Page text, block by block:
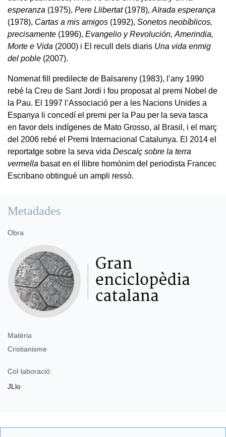
esperanza (1975), Pere Llibertat(1978), Aïrada esperança
(1978), Cartas a mis amigos (1992), Sonetos neobíblicos,
precisamente (1996), Evangelio y Revolución, Amerindia,
Morte e Vida (2000) i El recull dels diaris Una vida enmig
del poble (2007).
Nomenat fill predilecte de Balsareny (1983), l’any 1990
rebé la Creu de SantJordi i fou proposat al premi Nobel de
la Pau. El 1997 l’Associació per a les Nacions Unides a
Espanya li concedí el premi per la Pau per la seva tasca
en favor dels indígenes de Mato Grosso, al Brasil, i el març
del 2006 rebé el Premi Internacional Catalunya. El 2014 el
reportatge sobre la seva vida Descalç sobre la terra
vermella basat en el llibre homònim del periodista Francec
Escribano obtingué un ampli ressò.
Metadades
Obra
Matèria
Cristianisme
Col·laboració:
JLlo